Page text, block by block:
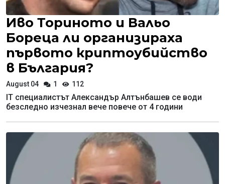
Иво Ториното и Вальо
Бореца ли организираха
първото криптоубийство
в България?
August 04 1 112
IТ специалистът Александър Алтънбашев се води
безследно изчезнал вече повече от 4 години